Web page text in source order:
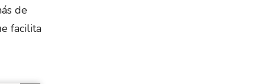
de
facilita